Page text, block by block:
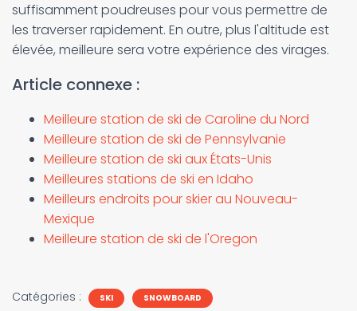
suffisamment poudreuses pour vous permettre de
les traverser rapidement. En outre, plus l'altitude est
élevée, meilleure sera votre expérience des virages.
Article connexe :
Meilleure station de ski de Caroline du Nord
Meilleure station de ski de Pennsylvanie
Meilleure station de ski aux États-Unis
Meilleures stations de ski en Idaho
Meilleurs endroits pour skier au Nouveau-
Mexique
Meilleure station de ski de l'Oregon
Catégories : SKI SNOWBOARD